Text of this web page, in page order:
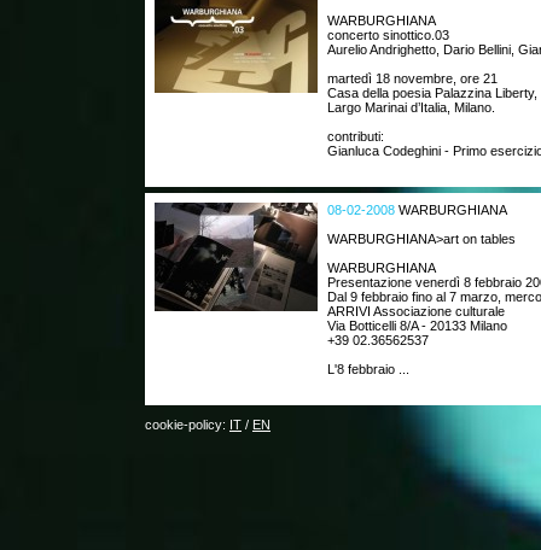
WARBURGHIANA
concerto sinottico.03
Aurelio Andrighetto, Dario Bellini,
martedì 18 novembre, ore 21
Casa della poesia Palazzina Liberty,
Largo Marinai d’Italia, Milano.
contributi:
Gianluca Codeghini - Primo
08-02-2008 WARBURGHIANA
WARBURGHIANA>art on tables
WARBURGHIANA
Presentazione venerdì 8 febbraio
Dal 9 febbraio fino al 7 marzo,
ARRIVI Associazione culturale
Via Botticelli 8/A - 20133 Milano
+39 02.36562537
L'8 febbraio ...
cookie-policy: IT / EN